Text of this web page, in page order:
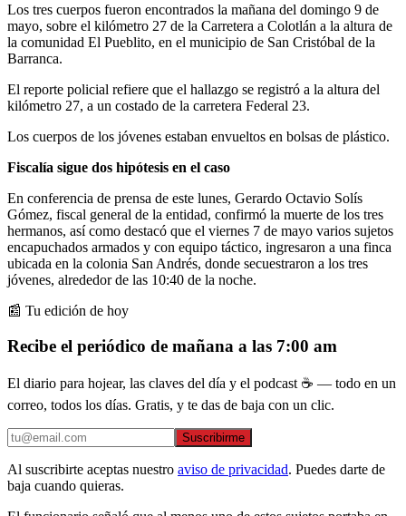
Los tres cuerpos fueron encontrados la mañana del domingo 9 de
mayo, sobre el kilómetro 27 de la Carretera a Colotlán a la altura de
la comunidad El Pueblito, en el municipio de San Cristóbal de la
Barranca.
El reporte policial refiere que el hallazgo se registró a la altura del
kilómetro 27, a un costado de la carretera Federal 23.
Los cuerpos de los jóvenes estaban envueltos en bolsas de plástico.
Fiscalía sigue dos hipótesis en el caso
En conferencia de prensa de este lunes, Gerardo Octavio Solís
Gómez, fiscal general de la entidad, confirmó la muerte de los tres
hermanos, así como destacó que el viernes 7 de mayo varios sujetos
encapuchados armados y con equipo táctico, ingresaron a una finca
ubicada en la colonia San Andrés, donde secuestraron a los tres
jóvenes, alrededor de las 10:40 de la noche.
📰 Tu edición de hoy
Recibe el periódico de mañana a las 7:00 am
El diario para hojear, las claves del día y el podcast ☕ — todo en un
correo, todos los días. Gratis, y te das de baja con un clic.
Suscribirme
Al suscribirte aceptas nuestro aviso de privacidad. Puedes darte de
baja cuando quieras.